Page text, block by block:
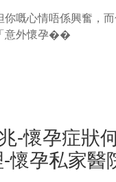
嘅心情唔係興奮，而
意外懷孕��
-懷孕症狀
懷孕私家醫